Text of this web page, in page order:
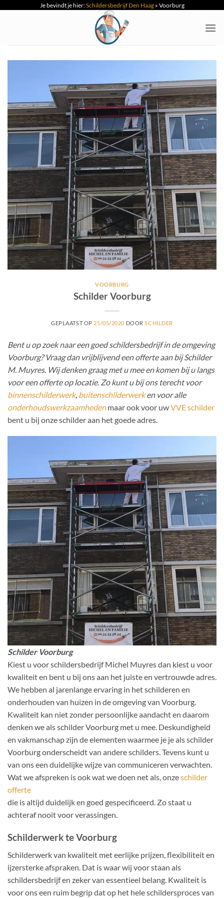
Je bevindt je hier:Schildersbedrijf Den Haag» Voorburg
VOORBURG
Schilder Voorburg
GEPLAATST OP 25/05/2020 DOORSCHILDER
Bent u op zoek naar een goed schildersbedrijf in de omgeving
Voorburg? Vraag dan vrijblijvend een offerte aan bij Schilder
M. Muyres. Wij denken graag met u mee en komen bij u langs
voor een offerte op locatie. Zo kunt u bij ons terecht voor
binnenschilderwerk, buitenschilderwerken voor alle
onderhoudswerkzaamhedenmaar ook voor uwVVE schilder
bent u bij onze schilder aan het goede adres.
Schilder Voorburg
Kiest u voor schildersbedrijf Michel Muyres dan kiest u voor
kwaliteit en bent u bij ons aan het juiste en vertrouwde adres.
We hebben al jarenlange ervaring in het schilderen en
onderhouden van huizen in de omgeving van Voorburg.
Kwaliteit kan niet zonder persoonlijke aandacht en daarom
denken we als schilder Voorburg met u mee. Deskundigheid
en vakmanschap zijn de elementen waarmee je je als schilder
Voorburg onderscheidt van andere schilders. Tevens kunt u
van ons een duidelijke wijze van communiceren verwachten.
Wat we afspreken is ook wat we doen net als, onzeschilder
offerte
die is altijd duidelijk en goed gespecificeerd. Zo staat u
achteraf nooit voor verassingen.
Schilderwerk te Voorburg
Schilderwerk van kwaliteit met eerlijke prijzen, flexibiliteit en
ijzersterke afspraken. Dat is waar wij voor staan als
schildersbedrijf en zeker van essentieel belang. Kwaliteit is
voor ons een ruim begrip dat op het hele schildersproces van